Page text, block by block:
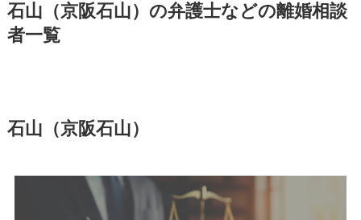
石山（京阪石山）の弁護士などの離婚相談
者一覧
石山（京阪石山）